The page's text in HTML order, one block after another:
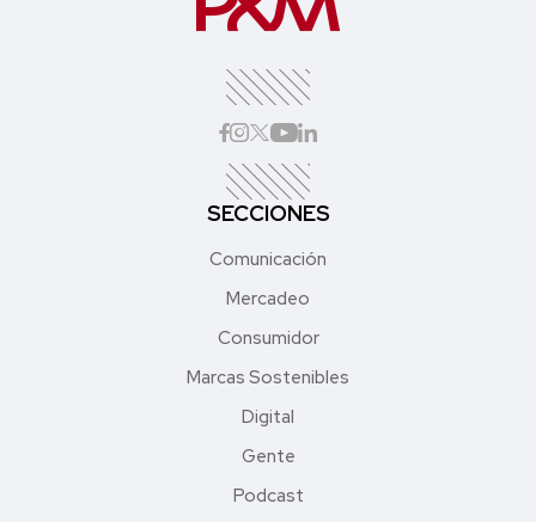
SECCIONES
Comunicación
Mercadeo
Consumidor
Marcas Sostenibles
Digital
Gente
Podcast